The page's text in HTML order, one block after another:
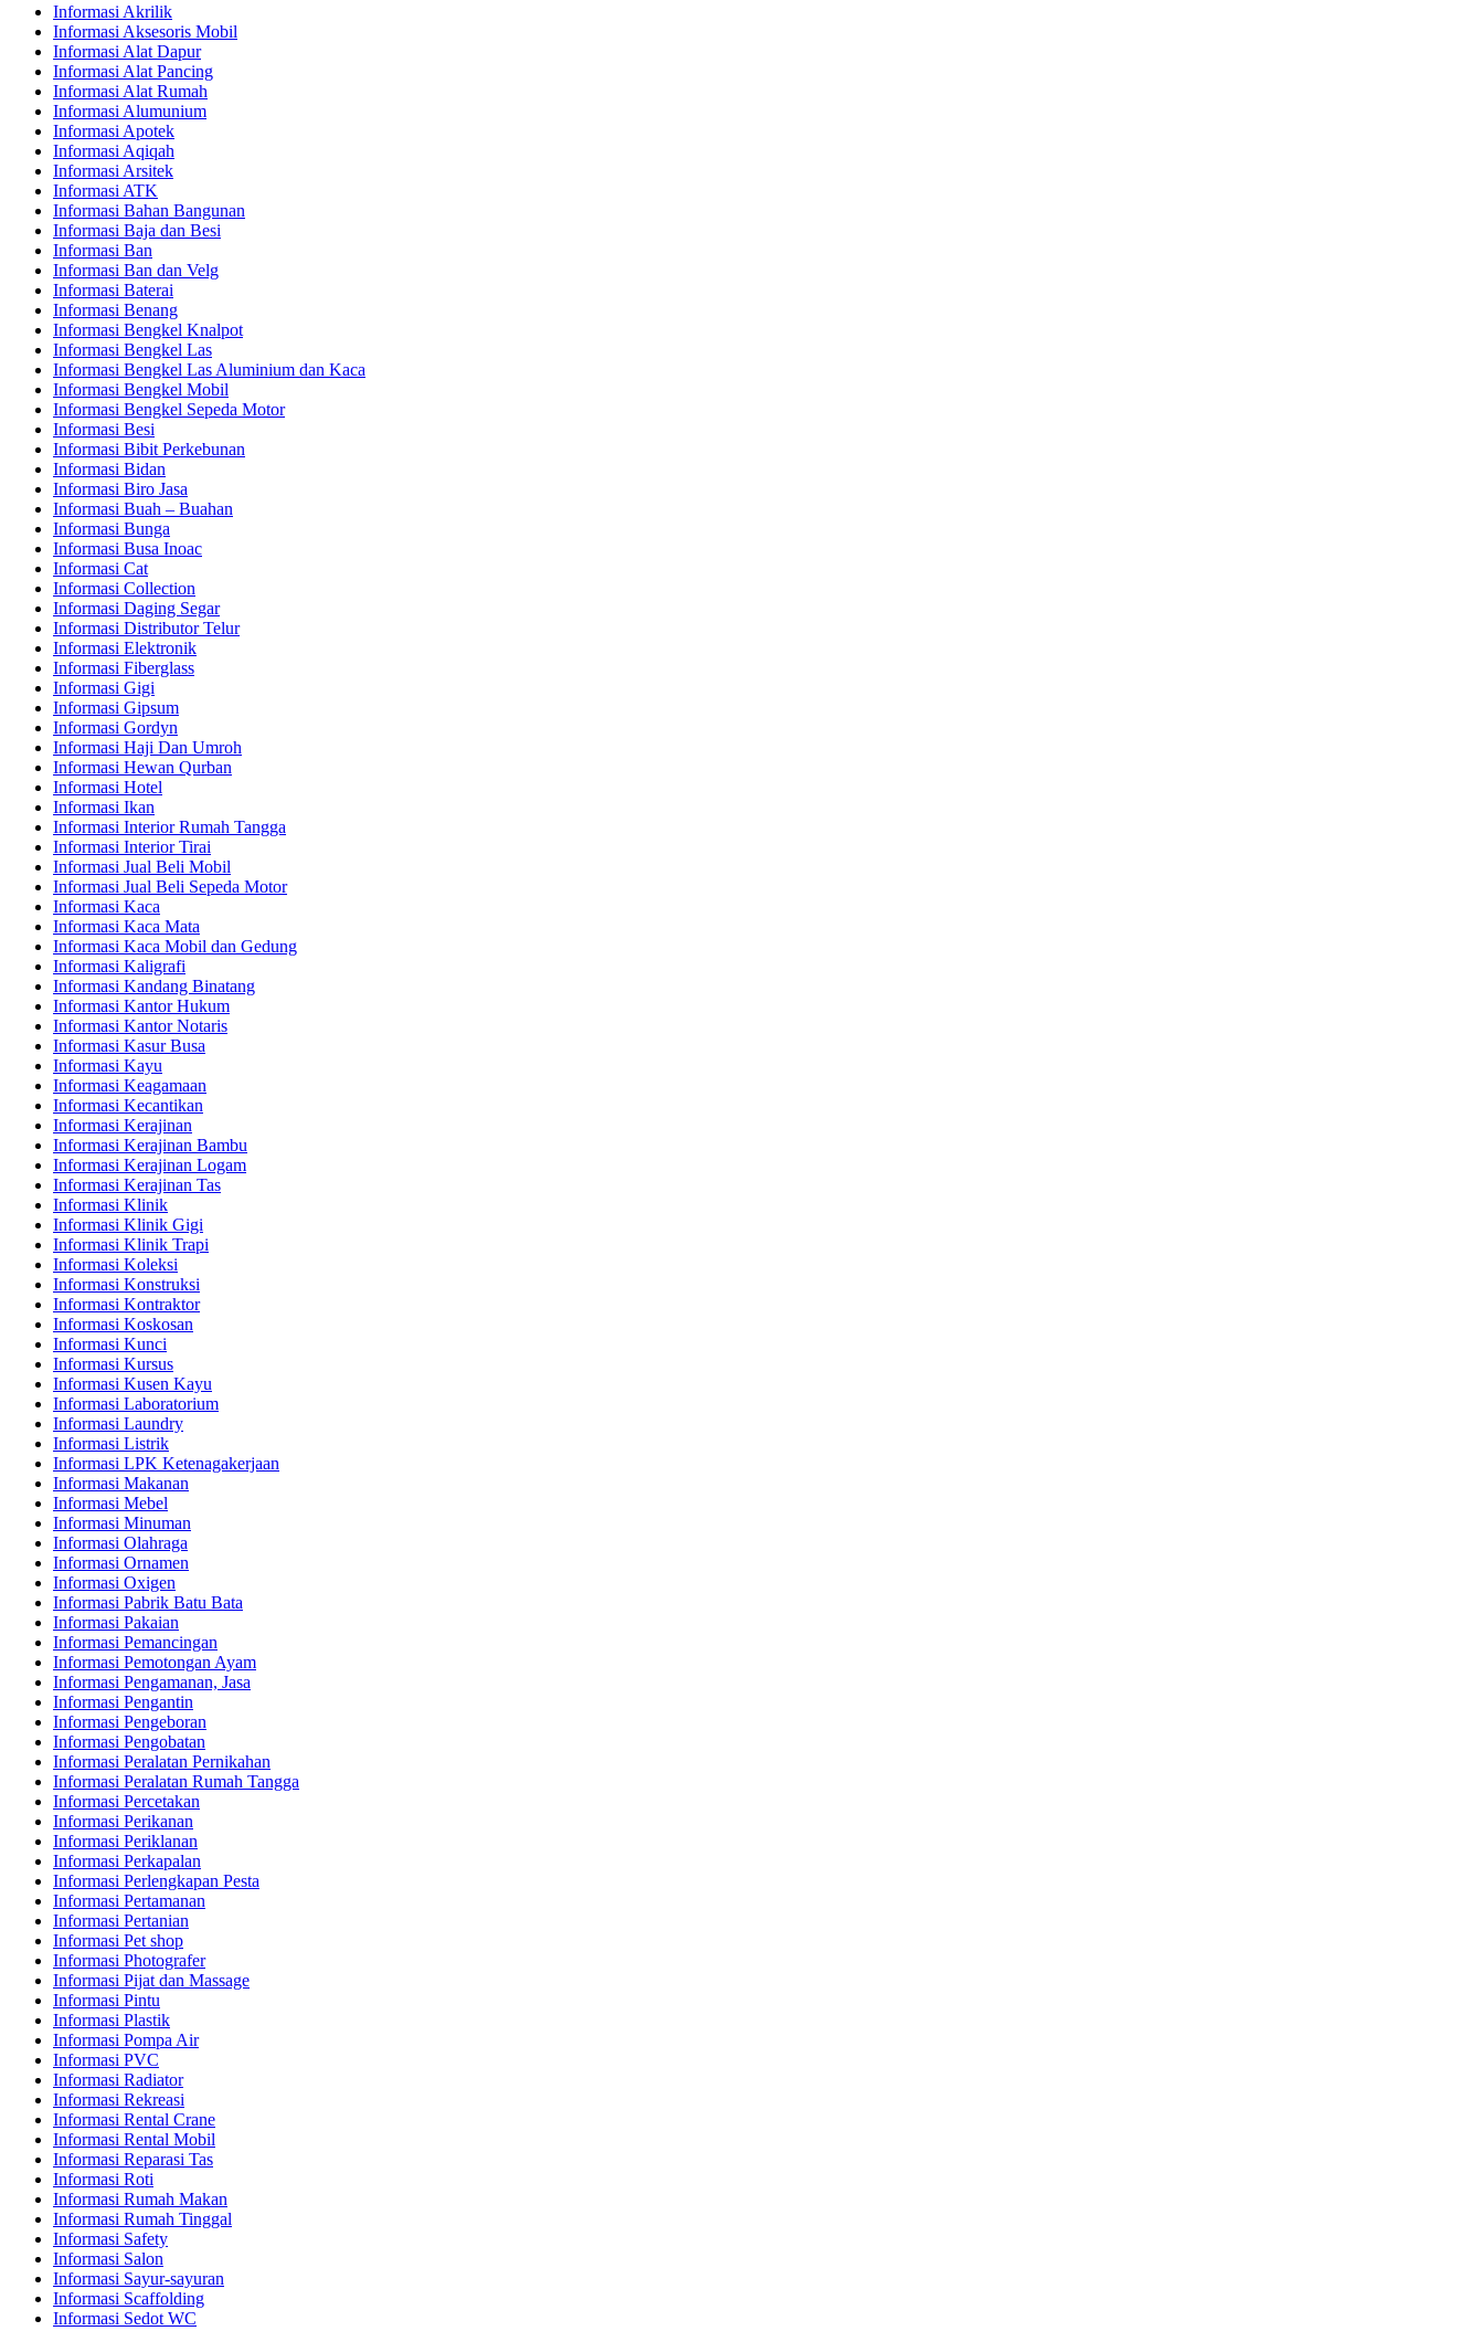
Informasi Akrilik
Informasi Aksesoris Mobil
Informasi Alat Dapur
Informasi Alat Pancing
Informasi Alat Rumah
Informasi Alumunium
Informasi Apotek
Informasi Aqiqah
Informasi Arsitek
Informasi ATK
Informasi Bahan Bangunan
Informasi Baja dan Besi
Informasi Ban
Informasi Ban dan Velg
Informasi Baterai
Informasi Benang
Informasi Bengkel Knalpot
Informasi Bengkel Las
Informasi Bengkel Las Aluminium dan Kaca
Informasi Bengkel Mobil
Informasi Bengkel Sepeda Motor
Informasi Besi
Informasi Bibit Perkebunan
Informasi Bidan
Informasi Biro Jasa
Informasi Buah – Buahan
Informasi Bunga
Informasi Busa Inoac
Informasi Cat
Informasi Collection
Informasi Daging Segar
Informasi Distributor Telur
Informasi Elektronik
Informasi Fiberglass
Informasi Gigi
Informasi Gipsum
Informasi Gordyn
Informasi Haji Dan Umroh
Informasi Hewan Qurban
Informasi Hotel
Informasi Ikan
Informasi Interior Rumah Tangga
Informasi Interior Tirai
Informasi Jual Beli Mobil
Informasi Jual Beli Sepeda Motor
Informasi Kaca
Informasi Kaca Mata
Informasi Kaca Mobil dan Gedung
Informasi Kaligrafi
Informasi Kandang Binatang
Informasi Kantor Hukum
Informasi Kantor Notaris
Informasi Kasur Busa
Informasi Kayu
Informasi Keagamaan
Informasi Kecantikan
Informasi Kerajinan
Informasi Kerajinan Bambu
Informasi Kerajinan Logam
Informasi Kerajinan Tas
Informasi Klinik
Informasi Klinik Gigi
Informasi Klinik Trapi
Informasi Koleksi
Informasi Konstruksi
Informasi Kontraktor
Informasi Koskosan
Informasi Kunci
Informasi Kursus
Informasi Kusen Kayu
Informasi Laboratorium
Informasi Laundry
Informasi Listrik
Informasi LPK Ketenagakerjaan
Informasi Makanan
Informasi Mebel
Informasi Minuman
Informasi Olahraga
Informasi Ornamen
Informasi Oxigen
Informasi Pabrik Batu Bata
Informasi Pakaian
Informasi Pemancingan
Informasi Pemotongan Ayam
Informasi Pengamanan, Jasa
Informasi Pengantin
Informasi Pengeboran
Informasi Pengobatan
Informasi Peralatan Pernikahan
Informasi Peralatan Rumah Tangga
Informasi Percetakan
Informasi Perikanan
Informasi Periklanan
Informasi Perkapalan
Informasi Perlengkapan Pesta
Informasi Pertamanan
Informasi Pertanian
Informasi Pet shop
Informasi Photografer
Informasi Pijat dan Massage
Informasi Pintu
Informasi Plastik
Informasi Pompa Air
Informasi PVC
Informasi Radiator
Informasi Rekreasi
Informasi Rental Crane
Informasi Rental Mobil
Informasi Reparasi Tas
Informasi Roti
Informasi Rumah Makan
Informasi Rumah Tinggal
Informasi Safety
Informasi Salon
Informasi Sayur-sayuran
Informasi Scaffolding
Informasi Sedot WC